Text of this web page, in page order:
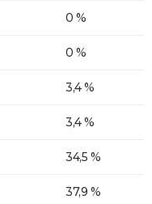
0 %
0 %
3,4 %
3,4 %
34,5 %
37,9 %